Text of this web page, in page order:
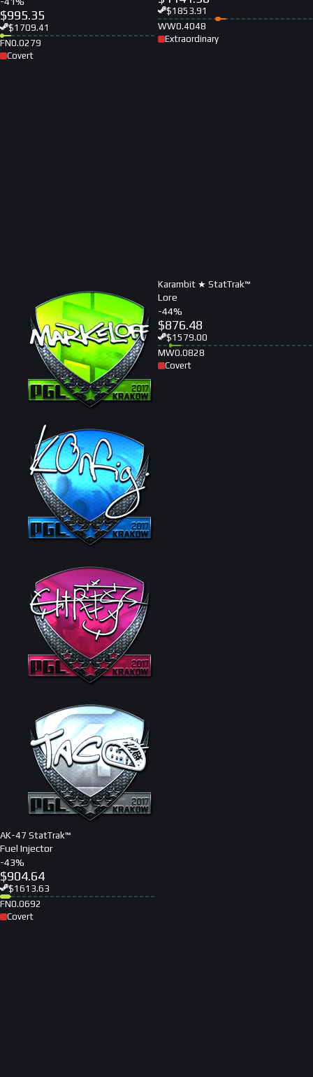
$995.35
$1709.41
FN0.0279
Covert
$1853.91
WW0.4048
Extraordinary
AK-47 StatTrak™
Fuel Injector
-43%
$904.64
$1613.63
FN0.0692
Covert
Karambit ★ StatTrak™
Lore
-44%
$876.48
$1579.00
MW0.0828
Covert